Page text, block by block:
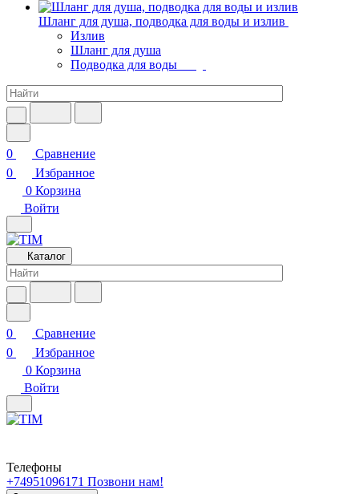
Шланг для душа, подводка для воды и излив
Излив
Шланг для душа
Подводка для воды
0
Сравнение
0
Избранное
0 Корзина
Войти
Каталог
0
Сравнение
0
Избранное
0 Корзина
Войти
Телефоны
+74951096171 Позвони нам!